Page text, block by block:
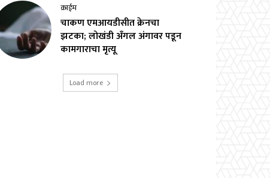
क्राईम
चाकण एमआयडीसीत क्रेनचा
झटका; लोखंडी अँगल अंगावर पडून
कामगाराचा मृत्यू
Load more